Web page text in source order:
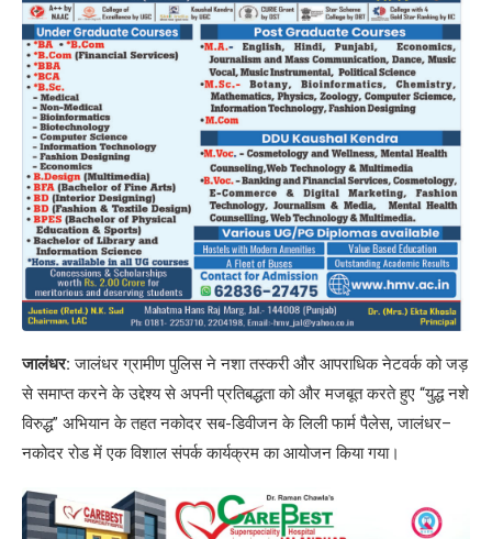
जालंधर:जालंधर ग्रामीण पुलिस ने नशा तस्करी और आपराधिक नेटवर्क को जड़
से समाप्त करने के उद्देश्य से अपनी प्रतिबद्धता को और मजबूत करते हुए “युद्ध नशे
विरुद्ध” अभियान के तहत नकोदर सब-डिवीजन के लिली फार्म पैलेस, जालंधर–
नकोदर रोड में एक विशाल संपर्क कार्यक्रम का आयोजन किया गया।